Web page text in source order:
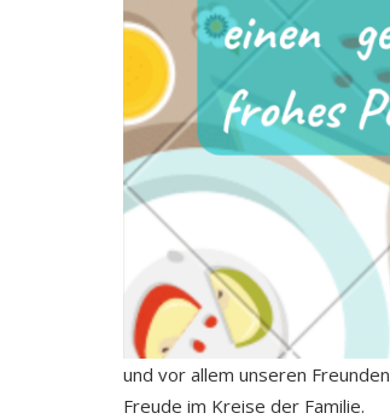
und vor allem unseren
Freude im Kreise der Familie.